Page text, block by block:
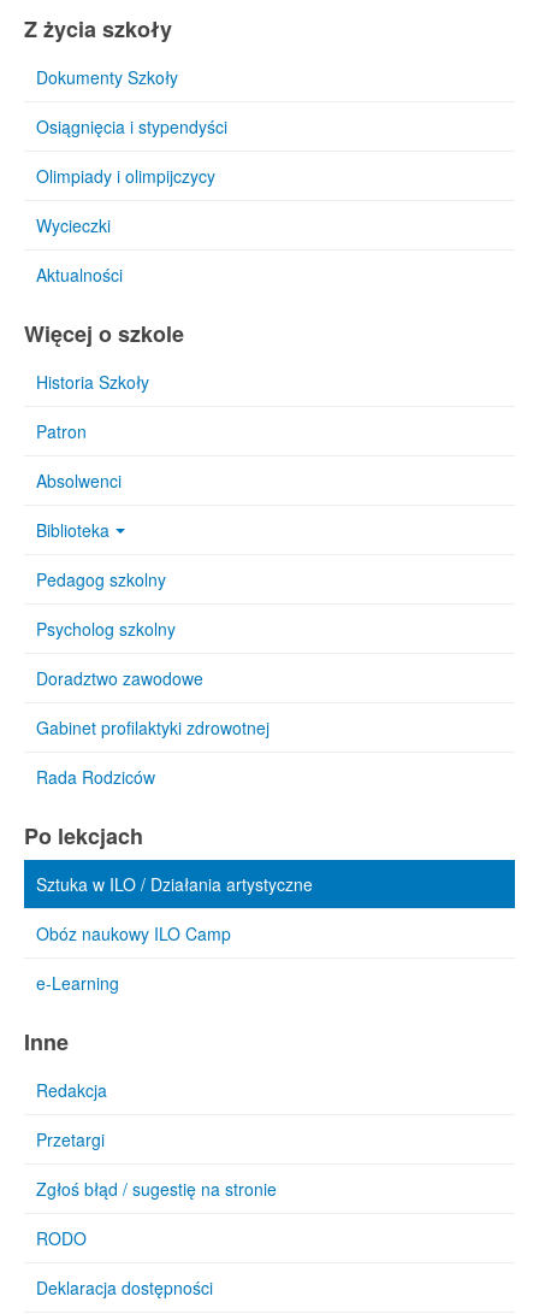
Z życia szkoły
Dokumenty Szkoły
Osiągnięcia i stypendyści
Olimpiady i olimpijczycy
Wycieczki
Aktualności
Więcej o szkole
Historia Szkoły
Patron
Absolwenci
Biblioteka
Pedagog szkolny
Psycholog szkolny
Doradztwo zawodowe
Gabinet profilaktyki zdrowotnej
Rada Rodziców
Po lekcjach
Sztuka w ILO / Działania artystyczne
Obóz naukowy ILO Camp
e-Learning
Inne
Redakcja
Przetargi
Zgłoś błąd / sugestię na stronie
RODO
Deklaracja dostępności